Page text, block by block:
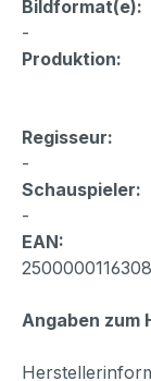
Bildformat(e):
-
Produktion:
Regisseur:
-
Schauspieler:
-
EAN:
2500000116308
Angaben zum